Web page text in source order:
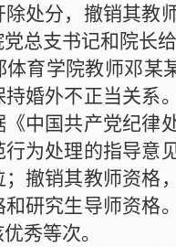
除处分，撤销其教
总支书记和院长
体育学院教师邓某
持婚外不正当关系
中国共产党纪律
为处理的指导意
；撤销其教师资格
和研究生导师资格
秀等次。